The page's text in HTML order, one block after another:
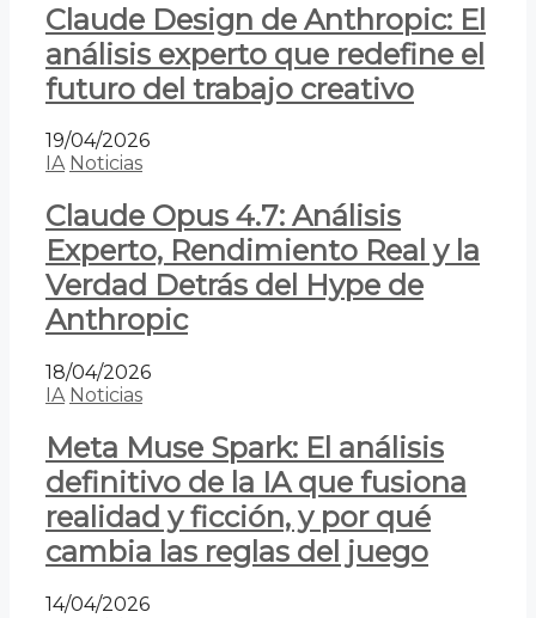
Claude Design de Anthropic: El
análisis experto que redefine el
futuro del trabajo creativo
19/04/2026
IA Noticias
Claude Opus 4.7: Análisis
Experto, Rendimiento Real y la
Verdad Detrás del Hype de
Anthropic
18/04/2026
IA Noticias
Meta Muse Spark: El análisis
definitivo de la IA que fusiona
realidad y ficción, y por qué
cambia las reglas del juego
14/04/2026